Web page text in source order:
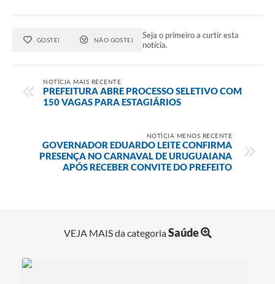
GOSTEI NÃO GOSTEI
Seja o primeiro a curtir esta
notícia.
NOTÍCIA MAIS RECENTE
PREFEITURA ABRE PROCESSO SELETIVO COM
150 VAGAS PARA ESTAGIÁRIOS
NOTÍCIA MENOS RECENTE
GOVERNADOR EDUARDO LEITE CONFIRMA
PRESENÇA NO CARNAVAL DE URUGUAIANA
APÓS RECEBER CONVITE DO PREFEITO
VEJA MAIS da categoriaSaúde